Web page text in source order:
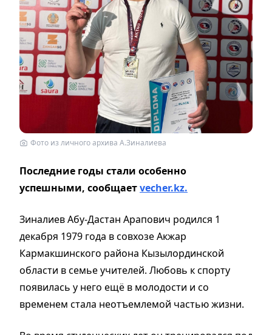
Фото из личного архива А.Зиналиева
Последние годы стали особенно
успешными, сообщаетvecher.kz.
Зиналиев Абу-Дастан Арапович родился 1
декабря 1979 года в совхозе Акжар
Кармакшинского района Кызылординской
области в семье учителей. Любовь к спорту
появилась у него ещё в молодости и со
временем стала неотъемлемой частью жизни.